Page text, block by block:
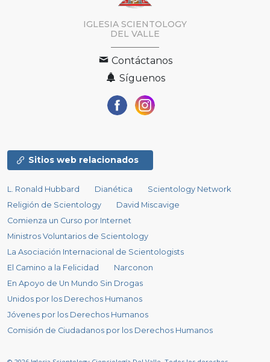
IGLESIA SCIENTOLOGY
DEL VALLE
Contáctanos
Síguenos
Sitios web relacionados
L. Ronald Hubbard Dianética
Scientology Network
Religión de Scientology
David Miscavige
Comienza un Curso por Internet
Ministros Voluntarios de Scientology
La Asociación Internacional de Scientologists
El Camino a la Felicidad
Narconon
En Apoyo de Un Mundo Sin Drogas
Unidos por los Derechos Humanos
Jóvenes por los Derechos Humanos
Comisión de Ciudadanos por los Derechos Humanos